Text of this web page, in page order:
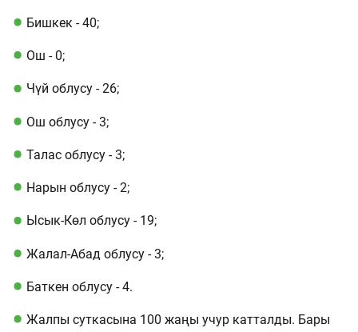
Бишкек - 40;
Ош - 0;
Чүй облусу - 26;
Ош облусу - 3;
Талас облусу - 3;
Нарын облусу - 2;
Ысык-Көл облусу - 19;
Жалал-Абад облусу - 3;
Баткен облусу - 4.
Жалпы суткасына 100 жаңы учур катталды. Бары